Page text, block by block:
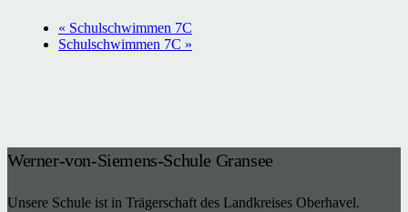
« Schulschwimmen 7C
Schulschwimmen 7C »
Werner-von-Siemens-Schule Gransee
Unsere Schule ist in Trägerschaft des Landkreises Oberhavel.